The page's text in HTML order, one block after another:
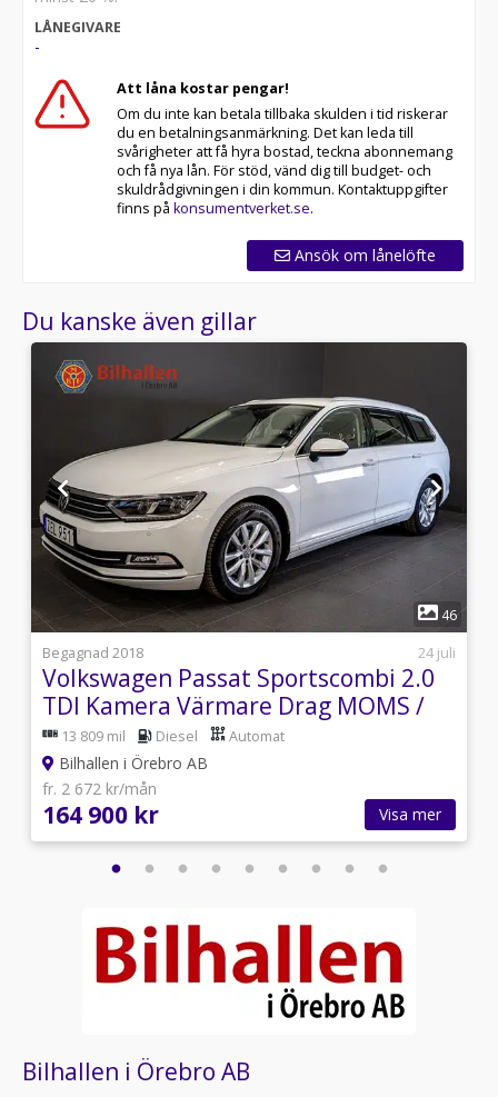
LÅNEGIVARE
-
Att låna kostar pengar!
Om du inte kan betala tillbaka skulden i tid riskerar
du en betalningsanmärkning. Det kan leda till
svårigheter att få hyra bostad, teckna abonnemang
och få nya lån. För stöd, vänd dig till budget- och
skuldrådgivningen i din kommun. Kontaktuppgifter
finns på konsumentverket.se.
Ansök om lånelöfte
Du kanske även gillar
1
46
Begagnad 2018
24 juli
Volkswagen Passat Sportscombi 2.0
TDI Kamera Värmare Drag MOMS /
VAT13 809 mil Diesel Automat
Bilhallen i Örebro AB
fr. 2 672 kr/mån
164 900 kr Visa mer
Bilhallen i Örebro AB